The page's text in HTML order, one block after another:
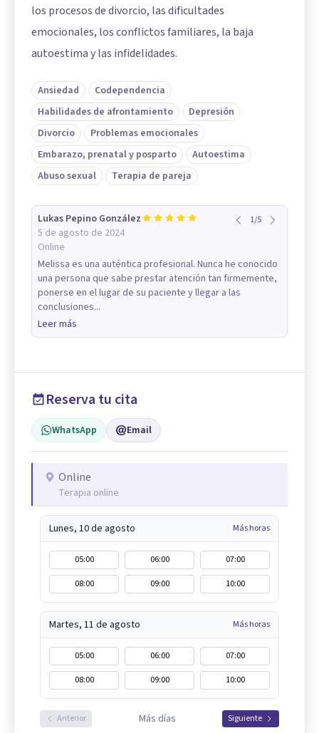
los procesos de divorcio, las dificultades
emocionales, los conflictos familiares, la baja
autoestima y las infidelidades.
Ansiedad
Codependencia
Habilidades de afrontamiento
Depresión
Divorcio
Problemas emocionales
Embarazo, prenatal y posparto
Autoestima
Abuso sexual
Terapia de pareja
Lukas Pepino González
5 de agosto de 2024
Online
1/5
Melissa es una auténtica profesional. Nunca he conocido
una persona que sabe prestar atención tan firmemente,
ponerse en el lugar de su paciente y llegar a las
conclusiones...
Leer más
Reserva tu cita
WhatsApp Email
Online
Terapia online
Lunes, 10 de agosto Más horas
05:00 06:00
07:00
08:00
09:00 10:00
Martes, 11 de agosto Más horas
05:00 06:00
07:00
08:00
09:00 10:00
Anterior Más días Siguiente